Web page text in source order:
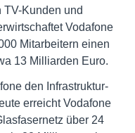
TV-Kunden und
Vodafone
Mitarbeitern einen
13 Milliarden Euro.
den Infrastruktur-
erreicht Vodafone
über 24